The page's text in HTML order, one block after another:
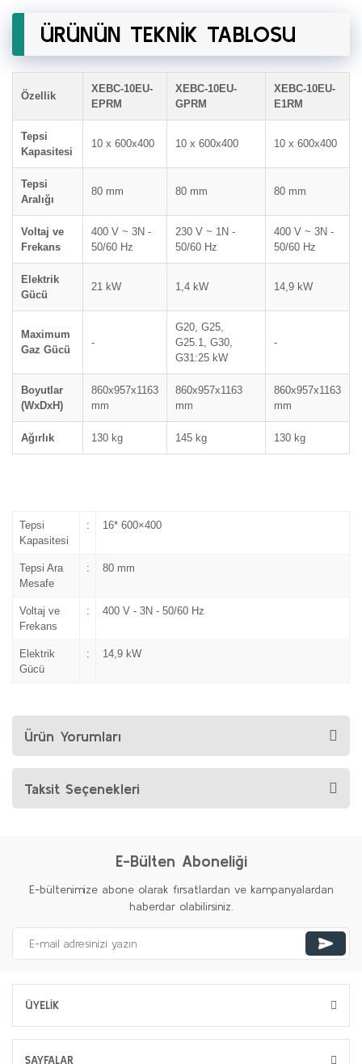
ÜRÜNÜN TEKNİK TABLOSU
Özellik
XEBC-10EU-
EPRM
XEBC-10EU-
GPRM
XEBC-10EU-
E1RM
Tepsi
Kapasitesi
10 x 600x400 10 x 600x400 10 x 600x400
Tepsi
Aralığı
80 mm 80 mm 80 mm
Voltaj ve
Frekans
400 V ~ 3N -
50/60 Hz
230 V ~ 1N -
50/60 Hz
400 V ~ 3N -
50/60 Hz
Elektrik
Gücü
21 kW 1,4 kW 14,9 kW
Maximum
Gaz Gücü
-
G20, G25,
G25.1, G30,
G31:25 kW
-
Boyutlar
(WxDxH)
860x957x1163
mm
860x957x1163
mm
860x957x1163
mm
Ağırlık 130 kg 145 kg 130 kg
Tepsi
Kapasitesi
: 16* 600×400
Tepsi Ara
Mesafe
: 80 mm
Voltaj ve
Frekans
: 400 V - 3N - 50/60 Hz
Elektrik
Gücü
: 14,9 kW
Ürün Yorumları
Taksit Seçenekleri
E-Bülten Aboneliği
E-bültenimize abone olarak fırsatlardan ve kampanyalardan
haberdar olabilirsiniz.
ÜYELİK
SAYFALAR